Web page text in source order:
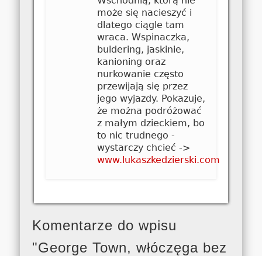
może się nacieszyć i
dlatego ciągle tam
wraca. Wspinaczka,
buldering, jaskinie,
kanioning oraz
nurkowanie często
przewijają się przez
jego wyjazdy. Pokazuje,
że można podróżować
z małym dzieckiem, bo
to nic trudnego -
wystarczy chcieć ->
www.lukaszkedzierski.com
Komentarze do wpisu
"George Town, włóczęga bez